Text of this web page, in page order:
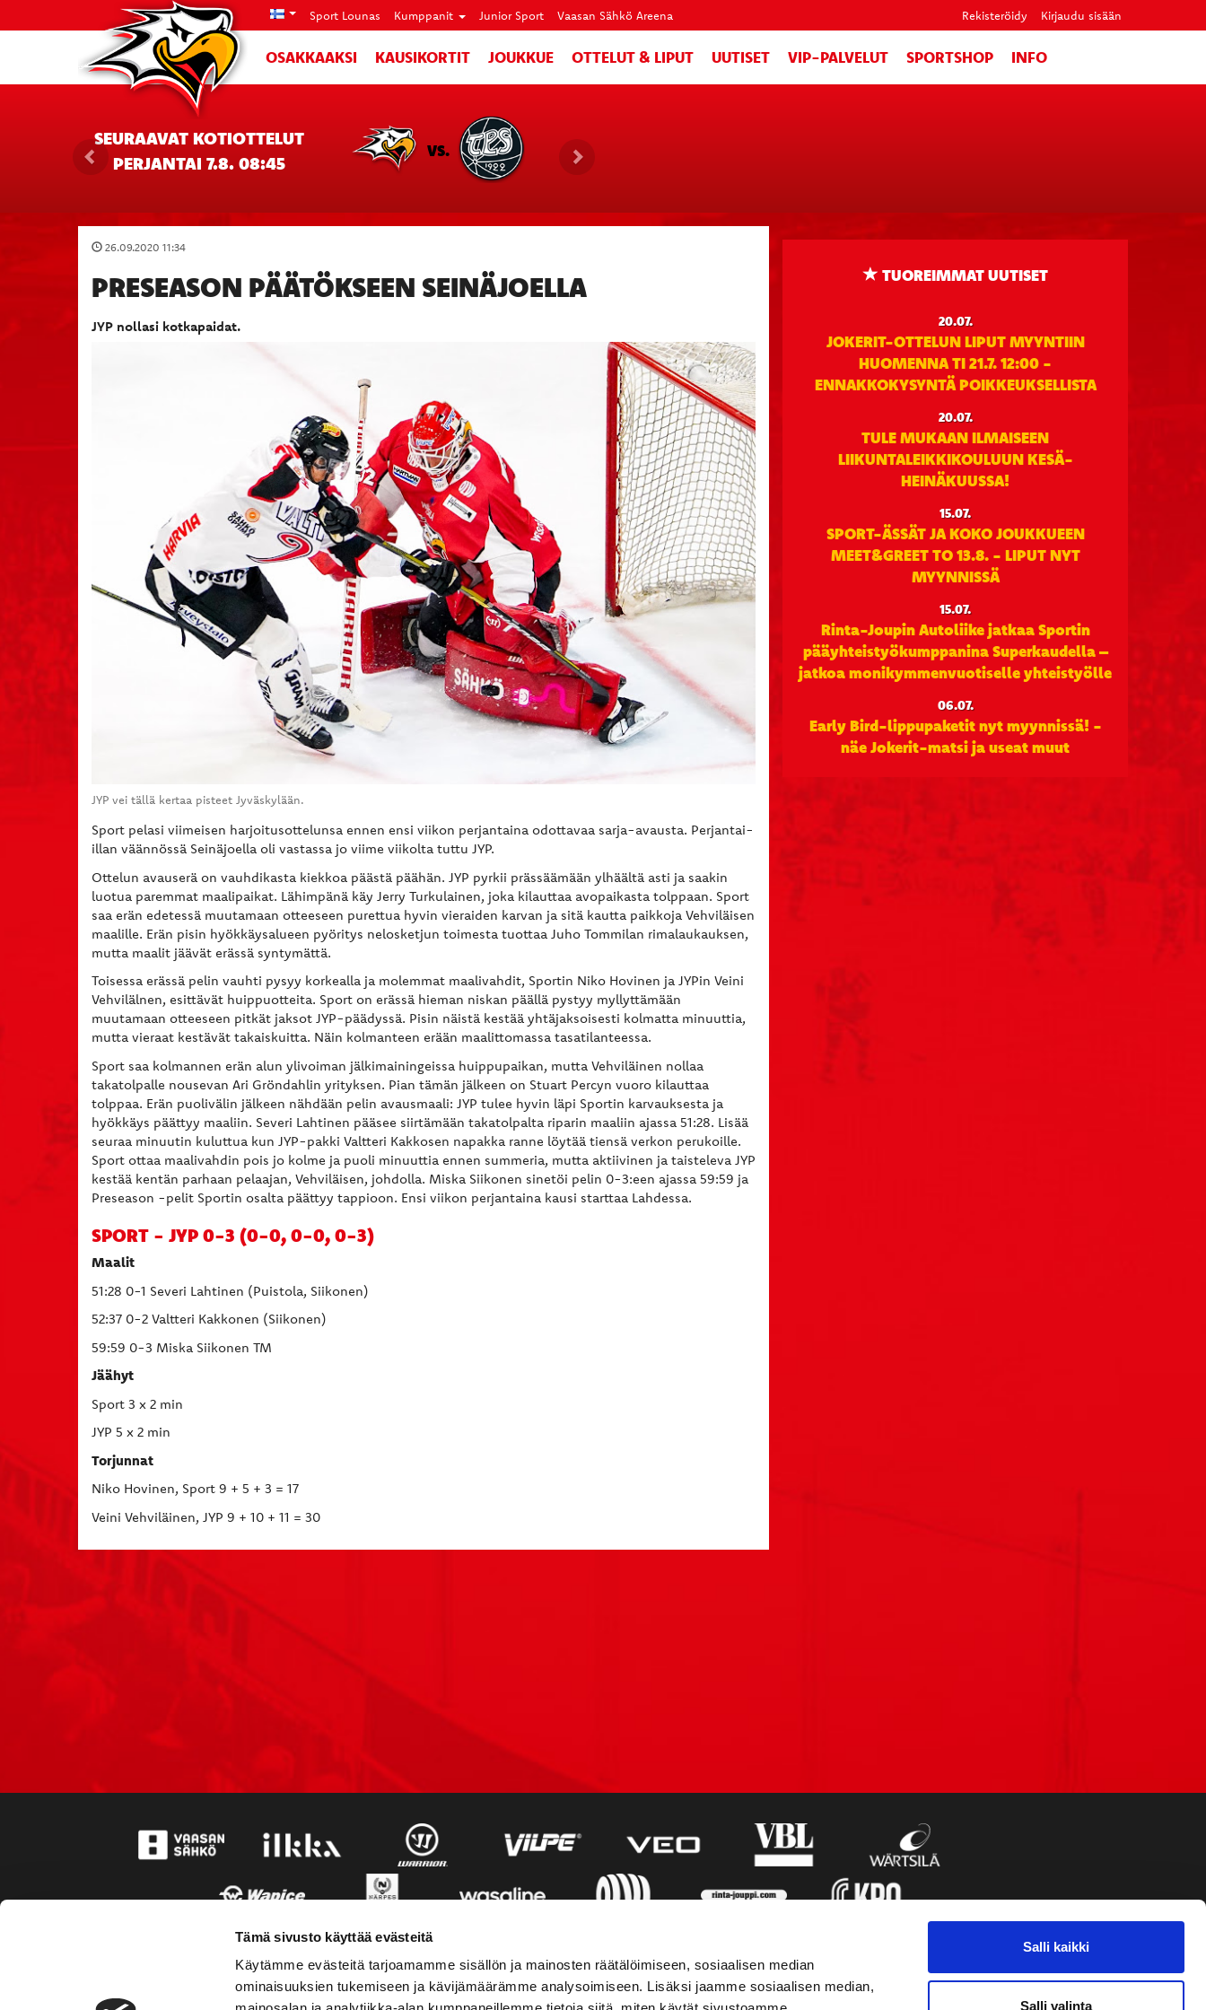
Tämä sivusto käyttää evästeitä
Käytämme evästeitä tarjoamamme sisällön ja mainosten räätälöimiseen, sosiaalisen median
ominaisuuksien tukemiseen ja kävijämäärämme analysoimiseen. Lisäksi jaamme sosiaalisen median,
Salli kaikki
Salli valinta
Sport Lounas Kumppanit Junior Sport Vaasan Sähkö Areena Rekisteröidy Kirjaudu sisään
OSAKKAAKSI KAUSIKORTIT JOUKKUE OTTELUT & LIPUT UUTISET VIP-PALVELUT SPORTSHOP INFO
SEURAAVAT KOTIOTTELUT
PERJANTAI 7.8. 08:45
VS.
26.09.2020 11:34
PRESEASON PÄÄTÖKSEEN SEINÄJOELLA
JYP nollasi kotkapaidat.
JYP vei tällä kertaa pisteet Jyväskylään.
Sport pelasi viimeisen harjoitusottelunsa ennen ensi viikon perjantaina odottavaa sarja-avausta. Perjantai-
illan väännössä Seinäjoella oli vastassa jo viime viikolta tuttu JYP.
Ottelun avauserä on vauhdikasta kiekkoa päästä päähän. JYP pyrkii prässäämään ylhäältä asti ja saakin
luotua paremmat maalipaikat. Lähimpänä käy Jerry Turkulainen, joka kilauttaa avopaikasta tolppaan. Sport
saa erän edetessä muutamaan otteeseen purettua hyvin vieraiden karvan ja sitä kautta paikkoja Vehviläisen
maalille. Erän pisin hyökkäysalueen pyöritys nelosketjun toimesta tuottaa Juho Tommilan rimalaukauksen,
mutta maalit jäävät erässä syntymättä.
Toisessa erässä pelin vauhti pysyy korkealla ja molemmat maalivahdit, Sportin Niko Hovinen ja JYPin Veini
Vehvilälnen, esittävät huippuotteita. Sport on erässä hieman niskan päällä pystyy myllyttämään
muutamaan otteeseen pitkät jaksot JYP-päädyssä. Pisin näistä kestää yhtäjaksoisesti kolmatta minuuttia,
mutta vieraat kestävät takaiskuitta. Näin kolmanteen erään maalittomassa tasatilanteessa.
Sport saa kolmannen erän alun ylivoiman jälkimainingeissa huippupaikan, mutta Vehviläinen nollaa
takatolpalle nousevan Ari Gröndahlin yrityksen. Pian tämän jälkeen on Stuart Percyn vuoro kilauttaa
tolppaa. Erän puolivälin jälkeen nähdään pelin avausmaali: JYP tulee hyvin läpi Sportin karvauksesta ja
hyökkäys päättyy maaliin. Severi Lahtinen pääsee siirtämään takatolpalta riparin maaliin ajassa 51:28. Lisää
seuraa minuutin kuluttua kun JYP-pakki Valtteri Kakkosen napakka ranne löytää tiensä verkon perukoille.
Sport ottaa maalivahdin pois jo kolme ja puoli minuuttia ennen summeria, mutta aktiivinen ja taisteleva JYP
kestää kentän parhaan pelaajan, Vehviläisen, johdolla. Miska Siikonen sinetöi pelin 0-3:een ajassa 59:59 ja
Preseason -pelit Sportin osalta päättyy tappioon. Ensi viikon perjantaina kausi starttaa Lahdessa.
SPORT - JYP 0-3 (0-0, 0-0, 0-3)
Maalit
51:28 0-1 Severi Lahtinen (Puistola, Siikonen)
52:37 0-2 Valtteri Kakkonen (Siikonen)
59:59 0-3 Miska Siikonen TM
Jäähyt
Sport 3 x 2 min
JYP 5 x 2 min
Torjunnat
Niko Hovinen, Sport 9 + 5 + 3 = 17
Veini Vehviläinen, JYP 9 + 10 + 11 = 30
TUOREIMMAT UUTISET
20.07.
JOKERIT-OTTELUN LIPUT MYYNTIIN
HUOMENNA TI 21.7. 12:00 -
ENNAKKOKYSYNTÄ POIKKEUKSELLISTA
20.07.
TULE MUKAAN ILMAISEEN
LIIKUNTALEIKKIKOULUUN KESÄ-
HEINÄKUUSSA!
15.07.
SPORT-ÄSSÄT JA KOKO JOUKKUEEN
MEET&GREET TO 13.8. - LIPUT NYT
MYYNNISSÄ
15.07.
Rinta-Joupin Autoliike jatkaa Sportin
pääyhteistyökumppanina Superkaudella –
jatkoa monikymmenvuotiselle yhteistyölle
06.07.
Early Bird-lippupaketit nyt myynnissä! -
näe Jokerit-matsi ja useat muut